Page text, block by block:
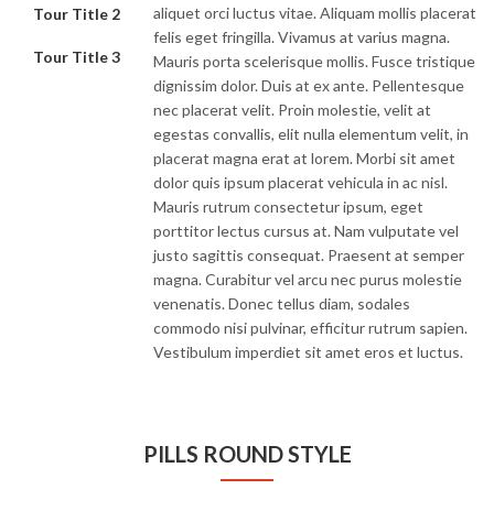
Tour Title 2
Tour Title 3
aliquet orci luctus vitae. Aliquam mollis placerat
felis eget fringilla. Vivamus at varius magna.
Mauris porta scelerisque mollis. Fusce tristique
dignissim dolor. Duis at ex ante. Pellentesque
nec placerat velit. Proin molestie, velit at
egestas convallis, elit nulla elementum velit, in
placerat magna erat at lorem. Morbi sit amet
dolor quis ipsum placerat vehicula in ac nisl.
Mauris rutrum consectetur ipsum, eget
porttitor lectus cursus at. Nam vulputate vel
justo sagittis consequat. Praesent at semper
magna. Curabitur vel arcu nec purus molestie
venenatis. Donec tellus diam, sodales
commodo nisi pulvinar, efficitur rutrum sapien.
Vestibulum imperdiet sit amet eros et luctus.
PILLS ROUND STYLE